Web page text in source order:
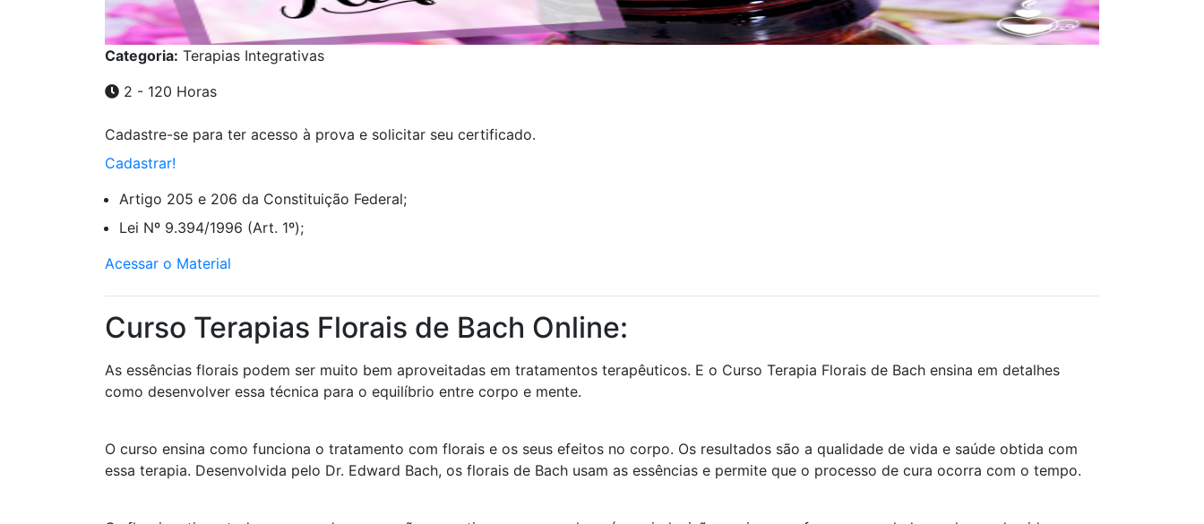
Categoria: Terapias Integrativas
2 - 120 Horas
Cadastre-se para ter acesso à prova e solicitar seu certificado.
Cadastrar!
Artigo 205 e 206 da Constituição Federal;
Lei Nº 9.394/1996 (Art. 1º);
Acessar o Material
Curso Terapias Florais de Bach Online:
As essências florais podem ser muito bem aproveitadas em tratamentos terapêuticos. E o Curso Terapia Florais de Bach ensina em detalhes
como desenvolver essa técnica para o equilíbrio entre corpo e mente.
O curso ensina como funciona o tratamento com florais e os seus efeitos no corpo. Os resultados são a qualidade de vida e saúde obtida com
essa terapia. Desenvolvida pelo Dr. Edward Bach, os florais de Bach usam as essências e permite que o processo de cura ocorra com o tempo.